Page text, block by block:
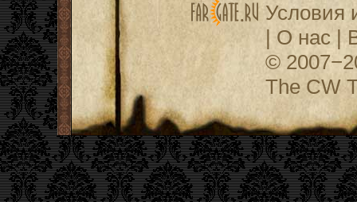
Условия
| О нас|
©
The CW